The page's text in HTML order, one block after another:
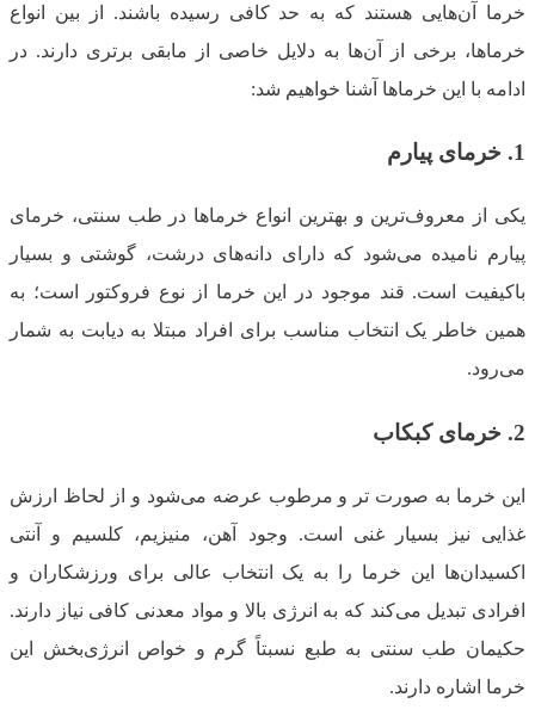
خرما آن‌هایی هستند که به حد کافی رسیده باشند. از بین انواع
خرماها، برخی از آن‌ها به دلایل خاصی از مابقی برتری دارند. در
ادامه با این خرماها آشنا خواهیم شد:
1. خرمای پیارم
یکی از معروف‌ترین و بهترین انواع خرماها در طب سنتی، خرمای
پیارم نامیده می‌شود که دارای دانه‌های درشت، گوشتی و بسیار
باکیفیت است. قند موجود در این خرما از نوع فروکتور است؛ به
همین خاطر یک انتخاب مناسب برای افراد مبتلا به دیابت به شمار
می‌رود.
2. خرمای کبکاب
این خرما به صورت تر و مرطوب عرضه می‌شود و از لحاظ ارزش
غذایی نیز بسیار غنی است. وجود آهن، منیزیم، کلسیم و آنتی
اکسیدان‌ها این خرما را به یک انتخاب عالی برای ورزشکاران و
افرادی تبدیل می‌کند که به انرژی بالا و مواد معدنی کافی نیاز دارند.
حکیمان طب سنتی به طبع نسبتاً گرم و خواص انرژی‌بخش این
خرما اشاره دارند.